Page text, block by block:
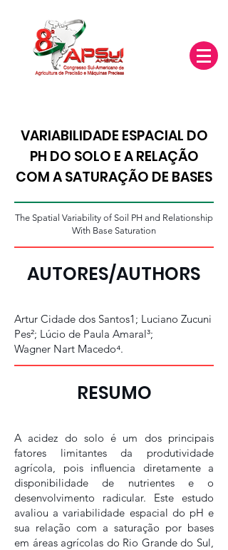
VARIABILIDADE ESPACIAL DO
PH DO SOLO E A RELAÇÃO
COM A SATURAÇÃO DE BASES
The Spatial Variability of Soil PH and Relationship
With Base Saturation
AUTORES/AUTHORS
Artur Cidade dos Santos1; Luciano Zucuni
Pes²; Lúcio de Paula Amaral³;
Wagner Nart Macedo⁴.
RESUMO
A acidez do solo é um dos principais
fatores limitantes da produtividade
agrícola, pois influencia diretamente a
disponibilidade de nutrientes e o
desenvolvimento radicular. Este estudo
avaliou a variabilidade espacial do pH e
sua relação com a saturação por bases
em áreas agrícolas do Rio Grande do Sul,